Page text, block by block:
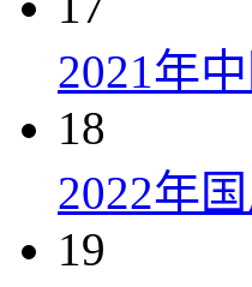
2021年
18
2022年
19